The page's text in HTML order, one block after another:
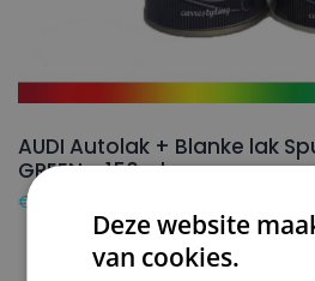
AUDI Autolak + Blanke lak
GREEN – 150ml
€
Deze website
van cookies.